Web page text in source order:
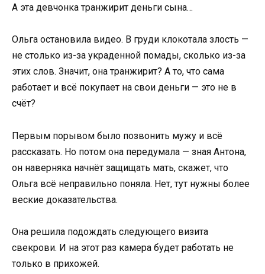
А эта девчонка транжирит деньги сына…
Ольга остановила видео. В груди клокотала злость —
не столько из-за украденной помады, сколько из-за
этих слов. Значит, она транжирит? А то, что сама
работает и всё покупает на свои деньги — это не в
счёт?
Первым порывом было позвонить мужу и всё
рассказать. Но потом она передумала — зная Антона,
он наверняка начнёт защищать мать, скажет, что
Ольга всё неправильно поняла. Нет, тут нужны более
веские доказательства.
Она решила подождать следующего визита
свекрови. И на этот раз камера будет работать не
только в прихожей.